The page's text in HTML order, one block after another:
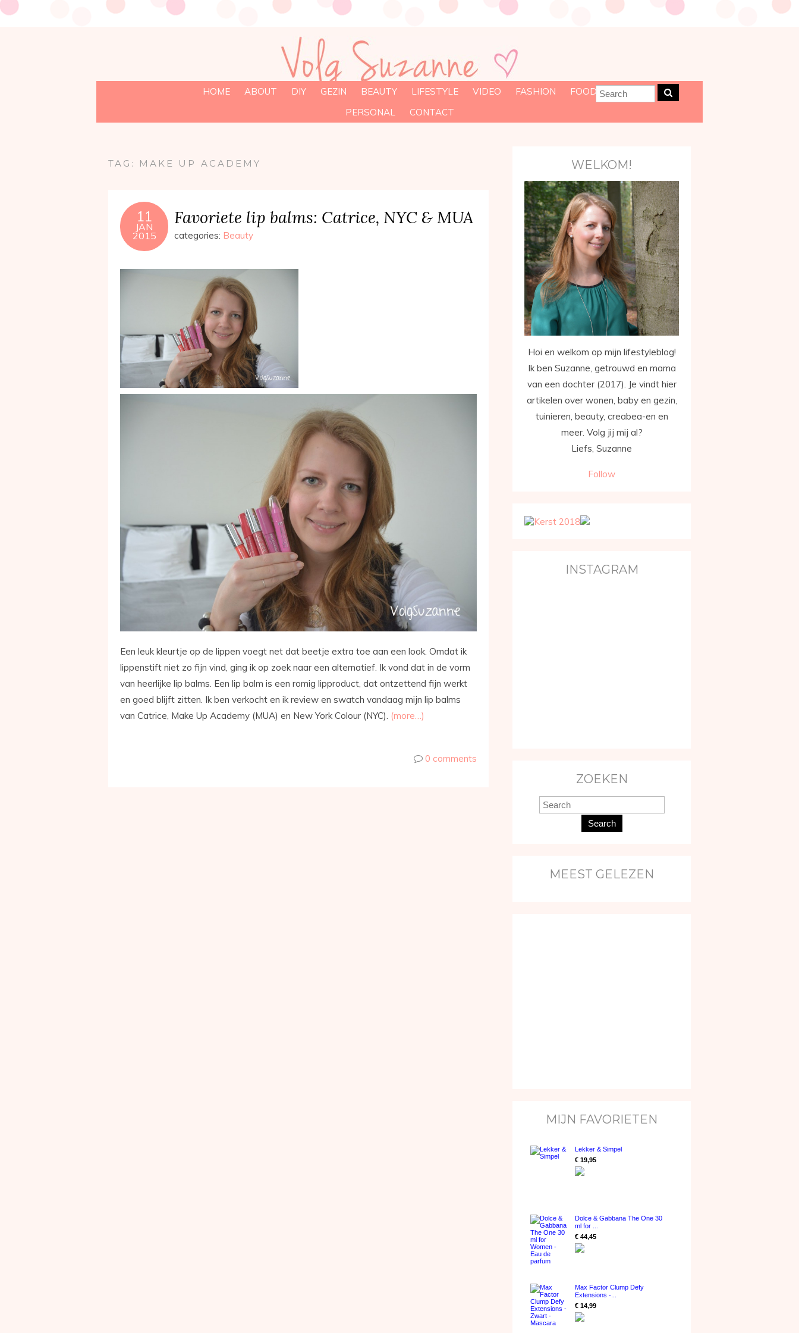
HOME ABOUT DIY GEZIN BEAUTY LIFESTYLE VIDEO FASHION
FOOD
PERSONAL
CONTACT
TAG: MAKE UP ACADEMY
11
JAN
2015
Favoriete lip balms: Catrice, NYC & MUA
categories: Beauty
Een leuk kleurtje op de lippen voegt net dat beetje extra toe aan een look. Omdat ik
lippenstift niet zo fijn vind, ging ik op zoek naar een alternatief. Ik vond dat in de vorm
van heerlijke lip balms. Een lip balm is een romig lipproduct, dat ontzettend fijn werkt
en goed blijft zitten. Ik ben verkocht en ik review en swatch vandaag mijn lip balms
van Catrice, Make Up Academy (MUA) en New York Colour (NYC). (more…)
0 comments
WELKOM!
Hoi en welkom op mijn lifestyleblog!
Ik ben Suzanne, getrouwd en mama
van een dochter (2017). Je vindt hier
artikelen over wonen, baby en gezin,
tuinieren, beauty, creabea-en en
meer. Volg jij mij al?
Liefs, Suzanne
Follow
INSTAGRAM
ZOEKEN
Search
MEEST GELEZEN
MIJN FAVORIETEN
Lekker & Simpel
€ 19,95
Dolce & Gabbana The One 30
ml for ...
€ 44,45
Max Factor Clump Defy
Extensions -...
€ 14,99